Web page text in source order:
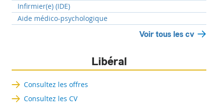
Infirmier(e) (IDE)
Aide médico-psychologique
Voir tous les cv
Libéral
Consultez les offres
Consultez les CV